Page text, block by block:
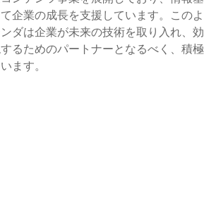
企業の成長を支援しています。このよ
ダは企業が未来の技術を取り入れ、効
るためのパートナーとなるべく、積極
ます。